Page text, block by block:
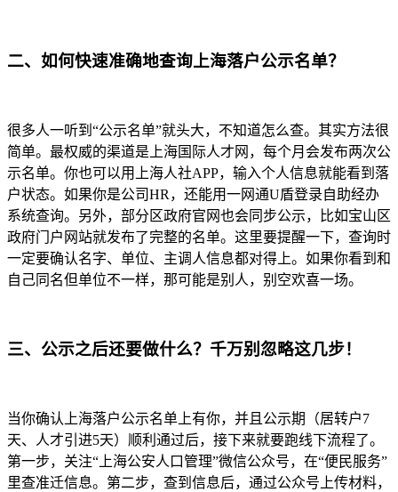
二、如何快速准确地查询上海落户公示名单？
很多人一听到“公示名单”就头大，不知道怎么查。其实方法很
简单。最权威的渠道是上海国际人才网，每个月会发布两次公
示名单。你也可以用上海人社APP，输入个人信息就能看到落
户状态。如果你是公司HR，还能用一网通U盾登录自助经办
系统查询。另外，部分区政府官网也会同步公示，比如宝山区
政府门户网站就发布了完整的名单。这里要提醒一下，查询时
一定要确认名字、单位、主调人信息都对得上。如果你看到和
自己同名但单位不一样，那可能是别人，别空欢喜一场。
三、公示之后还要做什么？千万别忽略这几步！
当你确认上海落户公示名单上有你，并且公示期（居转户7
天、人才引进5天）顺利通过后，接下来就要跑线下流程了。
第一步，关注“上海公安人口管理”微信公众号，在“便民服务”
里查准迁信息。第二步，查到信息后，通过公众号上传材料，